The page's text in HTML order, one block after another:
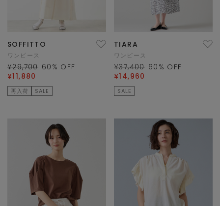
SOFFITTO
ワンピース
¥29,700 60 % OFF
¥11,880
再入荷 SALE
TIARA
ワンピース
¥37,400 60 % OFF
¥14,960
SALE